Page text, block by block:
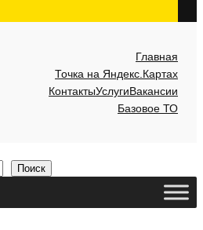
Главная
Точка на Яндекс.Картах
КонтактыУслугиВакансии
Базовое ТО
Поиск